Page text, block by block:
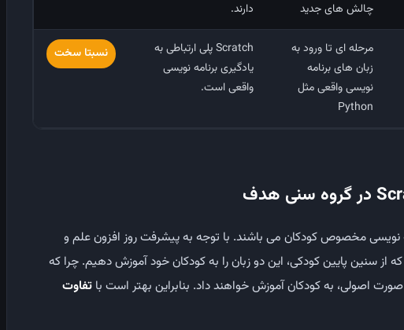
چالش ‌های جدید
دارند.
مرحله‌ ای تا ورود به
زبان ‌های برنامه
‌نویسی واقعی مثل
Python
Scratch پلی ارتباطی به
یادگیری برنامه ‌نویسی
واقعی است.
نسبتا سخت
نویسی مخصوص کودکان می باشند. با توجه به پیشرفت روز افزون علم و
از سنین پایین کودکی، این دو زبان را به کودکان خود آموزش دهیم. چرا که
صورت اصولی، به کودکان آموزش خواهند داد. بنابراین بهتر است با تفاوت